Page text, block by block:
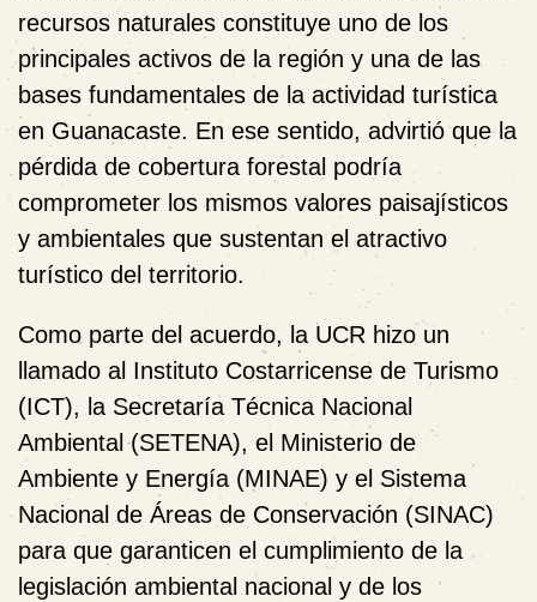
recursos naturales constituye uno de los
principales activos de la región y una de las
bases fundamentales de la actividad turística
en Guanacaste. En ese sentido, advirtió que la
pérdida de cobertura forestal podría
comprometer los mismos valores paisajísticos
y ambientales que sustentan el atractivo
turístico del territorio.
Como parte del acuerdo, la UCR hizo un
llamado al Instituto Costarricense de Turismo
(ICT), la Secretaría Técnica Nacional
Ambiental (SETENA), el Ministerio de
Ambiente y Energía (MINAE) y el Sistema
Nacional de Áreas de Conservación (SINAC)
para que garanticen el cumplimiento de la
legislación ambiental nacional y de los